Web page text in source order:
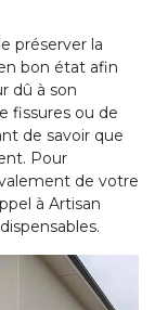
préserver la
bon état afin
dû à son
fissures ou de
de savoir que
Pour
de votre
à Artisan